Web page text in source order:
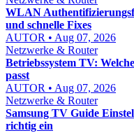
WLAN
und schnelle Fixes
AUTOR • Aug 07, 2026
Netzwerke & Router
Betriebssystem TV:
passt
AUTOR • Aug 07, 2026
Netzwerke & Router
Samsung TV Guide
richtig ein